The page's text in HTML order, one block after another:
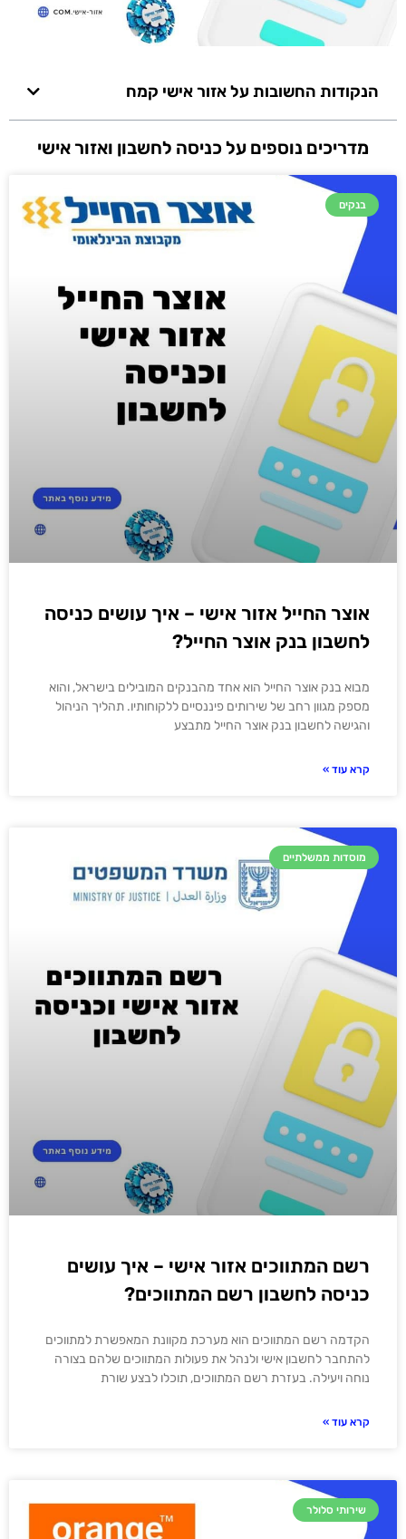
הנקודות החשובות על אזור אישי קמח
מדריכים נוספים על כניסה לחשבון ואזור אישי
בנקים
אוצר החייל אזור אישי – איך עושים כניסה
לחשבון בנק אוצר החייל?
מבוא בנק אוצר החייל הוא אחד מהבנקים המובילים בישראל, והוא
מספק מגוון רחב של שירותים פיננסיים ללקוחותיו. תהליך הניהול
והגישה לחשבון בנק אוצר החייל מתבצע
קרא עוד »
מוסדות ממשלתיים
רשם המתווכים אזור אישי – איך עושים
כניסה לחשבון רשם המתווכים?
הקדמה רשם המתווכים הוא מערכת מקוונת המאפשרת למתווכים
להתחבר לחשבון אישי ולנהל את פעולות המתווכים שלהם בצורה
נוחה ויעילה. בעזרת רשם המתווכים, תוכלו לבצע שורת
קרא עוד »
שירותי סלולר